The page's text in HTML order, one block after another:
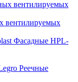
вентилируемых
Фасадные HPL-
Реечные